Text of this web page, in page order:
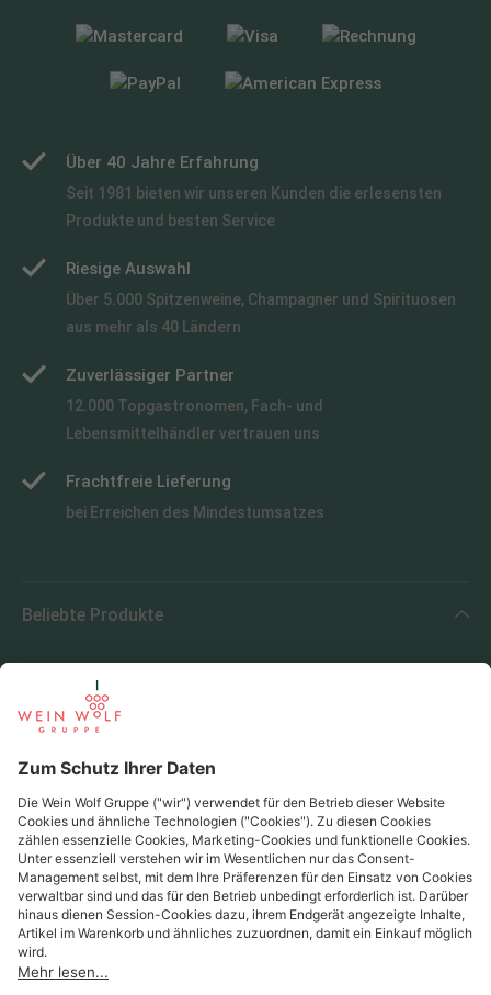
Über 40 Jahre Erfahrung
Seit 1981 bieten wir unseren Kunden die erlesensten
Produkte und besten Service
Riesige Auswahl
Über 5.000 Spitzenweine, Champagner und Spirituosen
aus mehr als 40 Ländern
Zuverlässiger Partner
12.000 Topgastronomen, Fach- und
Lebensmittelhändler vertrauen uns
Frachtfreie Lieferung
bei Erreichen des Mindestumsatzes
Beliebte Produkte
Beliebte Regionen
Beliebte Produzenten
Wein Wolf
Wein Wolf GmbH